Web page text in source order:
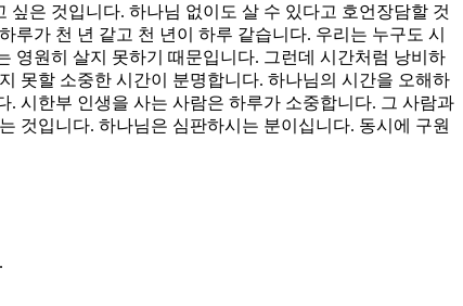
은 것입니다. 하나님 없이도 살 수 있다고 호언장담할 것
가 천 년 같고 천 년이 하루 같습니다. 우리는 누구도 시
영원히 살지 못하기 때문입니다. 그런데 시간처럼 낭비하
못할 소중한 시간이 분명합니다. 하나님의 시간을 오해하
시한부 인생을 사는 사람은 하루가 소중합니다. 그 사람과
것입니다. 하나님은 심판하시는 분이십니다. 동시에 구원